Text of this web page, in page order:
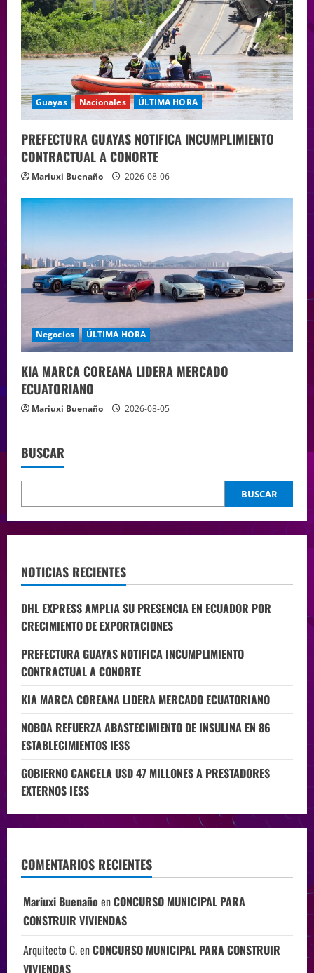
Guayas Nacionales ÚLTIMA HORA
PREFECTURA GUAYAS NOTIFICA INCUMPLIMIENTO
CONTRACTUAL A CONORTE
Mariuxi Buenaño 2026-08-06
Negocios ÚLTIMA HORA
KIA MARCA COREANA LIDERA MERCADO
ECUATORIANO
Mariuxi Buenaño 2026-08-05
BUSCAR
BUSCAR
NOTICIAS RECIENTES
DHL EXPRESS AMPLIA SU PRESENCIA EN ECUADOR POR
CRECIMIENTO DE EXPORTACIONES
PREFECTURA GUAYAS NOTIFICA INCUMPLIMIENTO
CONTRACTUAL A CONORTE
KIA MARCA COREANA LIDERA MERCADO ECUATORIANO
NOBOA REFUERZA ABASTECIMIENTO DE INSULINA EN 86
ESTABLECIMIENTOS IESS
GOBIERNO CANCELA USD 47 MILLONES A PRESTADORES
EXTERNOS IESS
COMENTARIOS RECIENTES
Mariuxi Buenaño enCONCURSO MUNICIPAL PARA
CONSTRUIR VIVIENDAS
Arquitecto C.enCONCURSO MUNICIPAL PARA CONSTRUIR
VIVIENDAS